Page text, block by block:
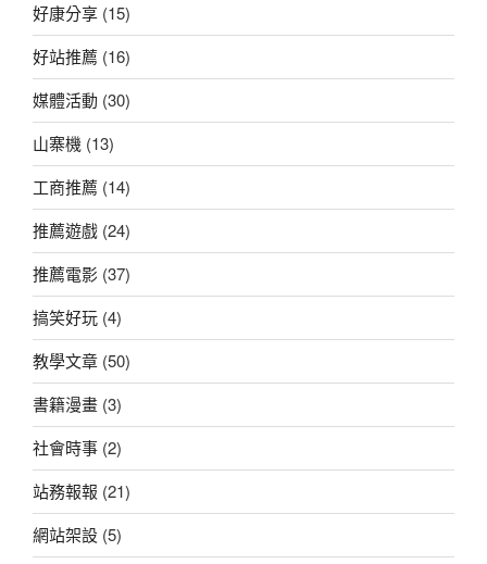
好康分享 (15)
好站推薦 (16)
媒體活動 (30)
山寨機 (13)
工商推薦 (14)
推薦遊戲 (24)
推薦電影 (37)
搞笑好玩 (4)
教學文章 (50)
書籍漫畫 (3)
社會時事 (2)
站務報報 (21)
網站架設 (5)